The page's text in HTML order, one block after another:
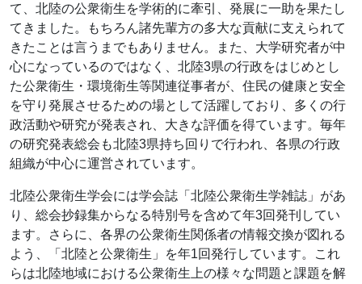
て、北陸の公衆衛生を学術的に牽引、発展に一助を果たし
てきました。もちろん諸先輩方の多大な貢献に支えられて
きたことは言うまでもありません。また、大学研究者が中
心になっているのではなく、北陸3県の行政をはじめとし
た公衆衛生・環境衛生等関連従事者が、住民の健康と安全
を守り発展させるための場として活躍しており、多くの行
政活動や研究が発表され、大きな評価を得ています。毎年
の研究発表総会も北陸3県持ち回りで行われ、各県の行政
組織が中心に運営されています。
北陸公衆衛生学会には学会誌「北陸公衆衛生学雑誌」があ
り、総会抄録集からなる特別号を含めて年3回発刊してい
ます。さらに、各界の公衆衛生関係者の情報交換が図れる
よう、「北陸と公衆衛生」を年1回発行しています。これ
らは北陸地域における公衆衛生上の様々な問題と課題を解